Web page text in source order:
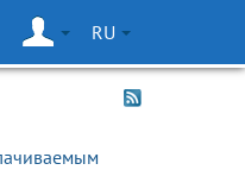
RU